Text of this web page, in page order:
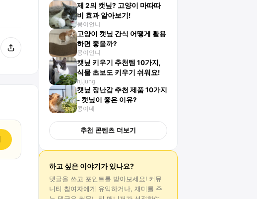
제 2의 캣닢? 고양이 마따따
비 효과 알아보기!
몽이언니
고양이 캣닢 간식 어떻게 활용
하면 좋을까?
몽이언니
캣닢 키우기 추천템 10가지,
식물 초보도 키우기 쉬워요!
hj.jung
캣닢 장난감 추천 제품 10가지
- 캣닢이 좋은 이유?
콩이네
추천 콘텐츠 더보기
하고 싶은 이야기가 있나요?
댓글을 쓰고 포인트를 받아보세요! 커뮤
니티 참여자에게 유익하거나, 재미를 주